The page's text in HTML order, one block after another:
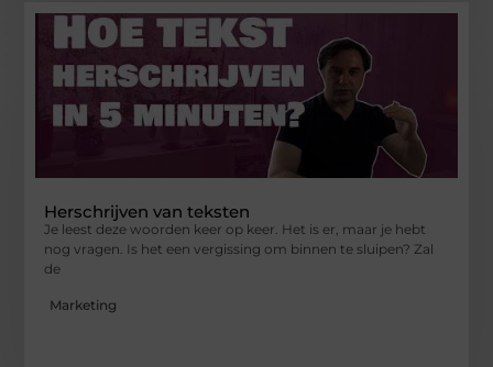
Herschrijven van teksten
Je leest deze woorden keer op keer. Het is er, maar je hebt
nog vragen. Is het een vergissing om binnen te sluipen? Zal
de
Marketing